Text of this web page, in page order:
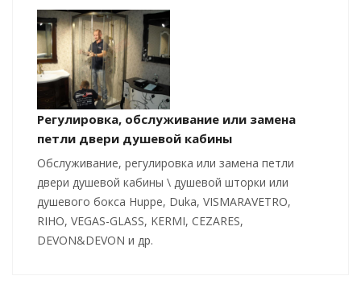
Регулировка, обслуживание или замена
петли двери душевой кабины
Обслуживание, регулировка или замена петли
двери душевой кабины \ душевой шторки или
душевого бокса Huppe, Duka, VISMARAVETRO,
RIHO, VEGAS-GLASS, KERMI, CEZARES,
DEVON&DEVON и др.